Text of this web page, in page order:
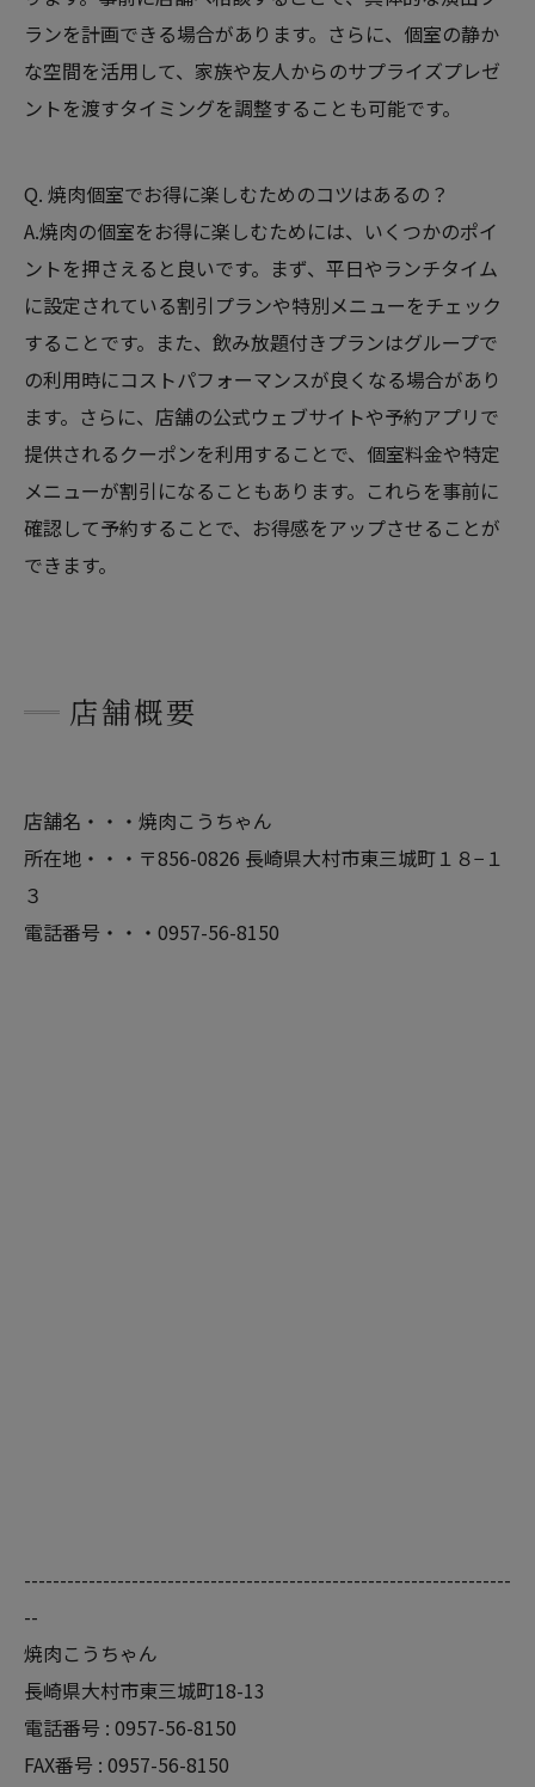
ランを計画できる場合があります。さらに、個室の静か
な空間を活用して、家族や友人からのサプライズプレゼ
ントを渡すタイミングを調整することも可能です。
Q. 焼肉個室でお得に楽しむためのコツはあるの？
A.焼肉の個室をお得に楽しむためには、いくつかのポイ
ントを押さえると良いです。まず、平日やランチタイム
に設定されている割引プランや特別メニューをチェック
することです。また、飲み放題付きプランはグループで
の利用時にコストパフォーマンスが良くなる場合があり
ます。さらに、店舗の公式ウェブサイトや予約アプリで
提供されるクーポンを利用することで、個室料金や特定
メニューが割引になることもあります。これらを事前に
確認して予約することで、お得感をアップさせることが
できます。
店舗概要
店舗名・・・焼肉こうちゃん
所在地・・・〒856-0826 長崎県大村市東三城町１８−１
３
電話番号・・・0957-56-8150
--------------------------------------------------------------------
--
焼肉こうちゃん
長崎県大村市東三城町18-13
電話番号 : 0957-56-8150
FAX番号 : 0957-56-8150